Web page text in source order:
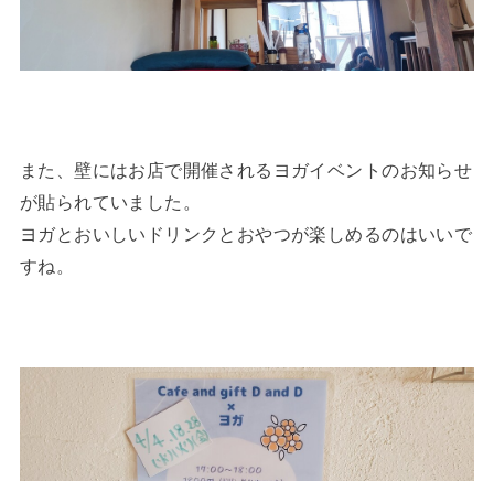
また、壁にはお店で開催されるヨガイベントのお知らせ
が貼られていました。
ヨガとおいしいドリンクとおやつが楽しめるのはいいで
すね。